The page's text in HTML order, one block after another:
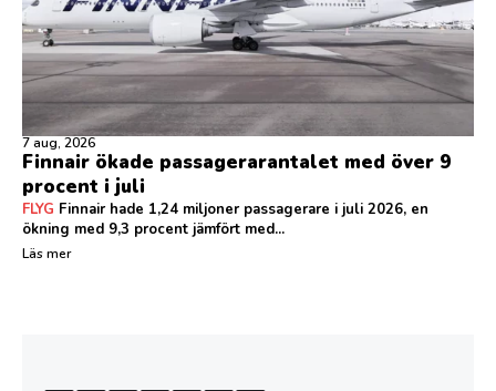
7 aug, 2026
Finnair ökade passagerarantalet med över 9
procent i juli
FLYG Finnair hade 1,24 miljoner passagerare i juli 2026, en
ökning med 9,3 procent jämfört med...
Läs mer